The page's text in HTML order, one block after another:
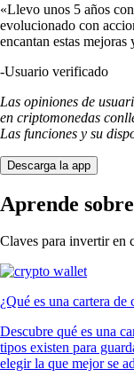
«Llevo unos 5 años
evolucionado con
encantan estas
-Usuario verificado
Las opiniones de
en criptomonedas
Las funciones y su
Descarga la app
Aprende
Claves para invertir en
¿Qué es una cartera
Descubre qué es una
tipos existen para
elegir la que mejor se